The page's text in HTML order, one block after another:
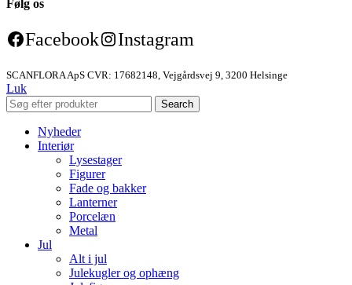
Følg os
Facebook Instagram
SCANFLORA ApS CVR: 17682148, Vejgårdsvej 9, 3200 Helsinge
Luk
Search
Nyheder
Interiør
Lysestager
Figurer
Fade og bakker
Lanterner
Porcelæn
Metal
Jul
Alt i jul
Julekugler og ophæng